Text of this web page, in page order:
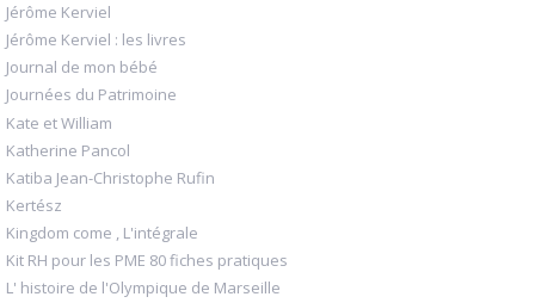
Jérôme Kerviel
Jérôme Kerviel : les livres
Journal de mon bébé
Journées du Patrimoine
Kate et William
Katherine Pancol
Katiba Jean-Christophe Rufin
Kertész
Kingdom come , L'intégrale
Kit RH pour les PME 80 fiches pratiques
L' histoire de l'Olympique de Marseille